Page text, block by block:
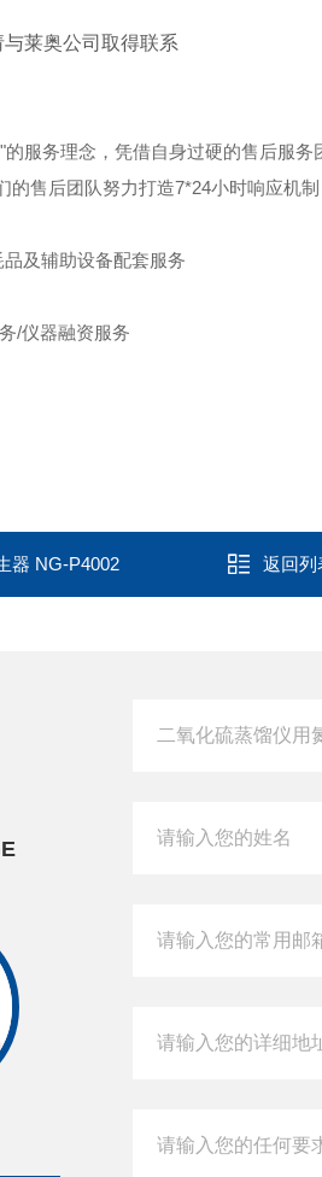
莱奥公司取得联系
服务理念，凭借自身过硬的售后服
售后团队努力打造7*24小时响应机制
及辅助设备配套服务
/仪器融资服务
器 NG-P4002 返回列